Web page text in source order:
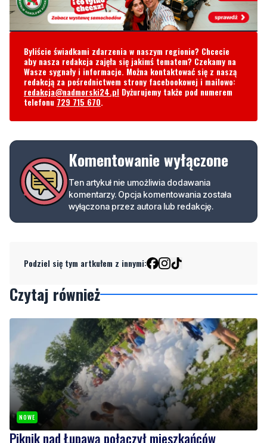
Byliście świadkami zdarzenia w naszym regionie? Chcecie
aby nasza redakcja zajęła się jakimś tematem? Czekamy na
Wasze sygnały i informacje. Można kontaktować się z naszą
redakcja@nadmorski24.plDyżurujemy także pod numerem
telefonu729 715 670.
Komentowanie wyłączone
Ten artykuł nie umożliwia dodawania
wyłączona przez autora lub redakcję.
Podziel się tym artkułem z innymi:
NOWE
Piknik nad Łupawą połączył mieszkańców